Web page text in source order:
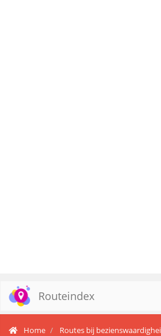
Routeindex
Home Routes bij